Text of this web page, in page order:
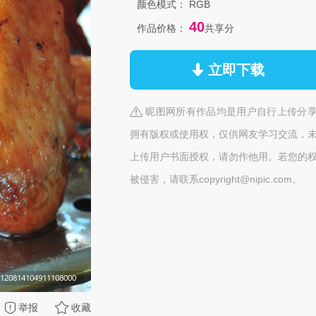
举报 收藏
颜色模式： RGB
作品价格： 40共享分
立即下载
昵图网所有作品均是用户自行上传分
拥有版权或使用权，仅供网友学习交流，
上传用户书面授权，请勿作他用。若您的
被侵害，请联系copyright@nipic.com。